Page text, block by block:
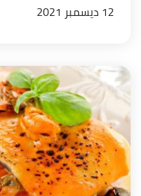
12 ديسمبر 2021